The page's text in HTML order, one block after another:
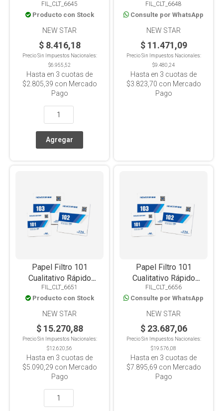
X 100u
FIL_CLT_6645
Producto con Stock
NEW STAR
$ 8.416,18
Precio Sin Impuestos Nacionales:
$6.955,52
Hasta en 3 cuotas de
$2.805,39 con Mercado
Pago
X 100u
FIL_CLT_6648
Consulte por WhatsApp
NEW STAR
$ 11.471,09
Precio Sin Impuestos Nacionales:
$9.480,24
Hasta en 3 cuotas de
$3.823,70 con Mercado
Pago
Papel Filtro 101
Cualitativo Rápido
110mm X 100u
FIL_CLT_6651
Producto con Stock
NEW STAR
$ 15.270,88
Precio Sin Impuestos Nacionales:
$12.620,56
Hasta en 3 cuotas de
$5.090,29 con Mercado
Pago
Papel Filtro 101
Cualitativo Rápido
150mm X 100u
FIL_CLT_6656
Consulte por WhatsApp
NEW STAR
$ 23.687,06
Precio Sin Impuestos Nacionales:
$19.576,08
Hasta en 3 cuotas de
$7.895,69 con Mercado
Pago